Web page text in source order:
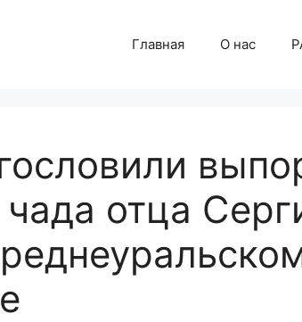
Главная О нас
отца